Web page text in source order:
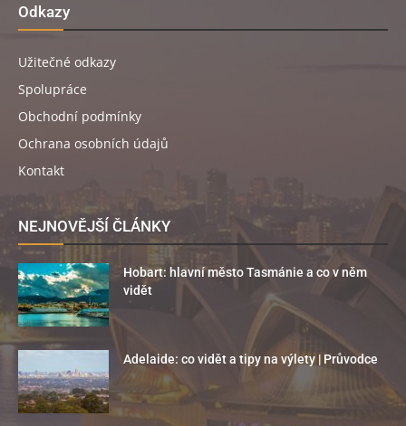
Odkazy
Užitečné odkazy
Spolupráce
Obchodní podmínky
Ochrana osobních údajů
Kontakt
NEJNOVĚJŠÍ ČLÁNKY
Hobart: hlavní město Tasmánie a co v něm
vidět
Adelaide: co vidět a tipy na výlety | Průvodce